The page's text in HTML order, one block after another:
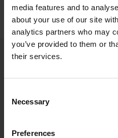
media features and to
about your use of our site
analytics partners who may
you’ve provided to them or
their services.
Selection
Necessary
Preferences
cổ phần tư nhân thuộc Hệ sinh